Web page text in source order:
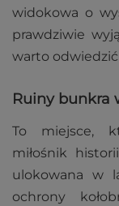
widokowa o
prawdziwie
warto
Ruiny bunkra
To miejsce,
miłośnik
ulokowana w
ochrony